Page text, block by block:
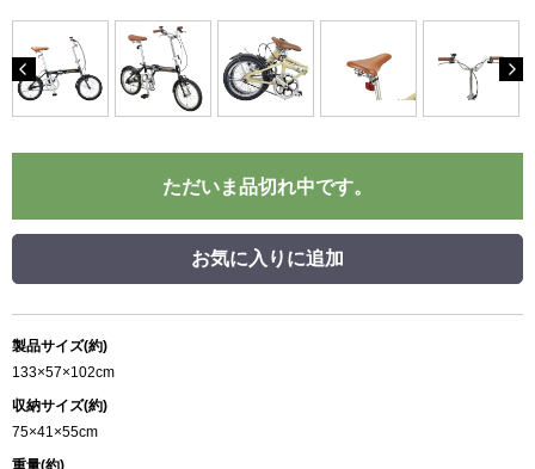
ただいま品切れ中です。
お気に入りに追加
製品サイズ(約)
133×57×102cm
収納サイズ(約)
75×41×55cm
重量(約)